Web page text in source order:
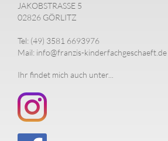
JAKOBSTRASSE 5
02826 GÖRLITZ
Tel: (49) 3581 6693976
Mail: info@franzis-kinderfachgeschaeft.de
Ihr findet mich auch unter...